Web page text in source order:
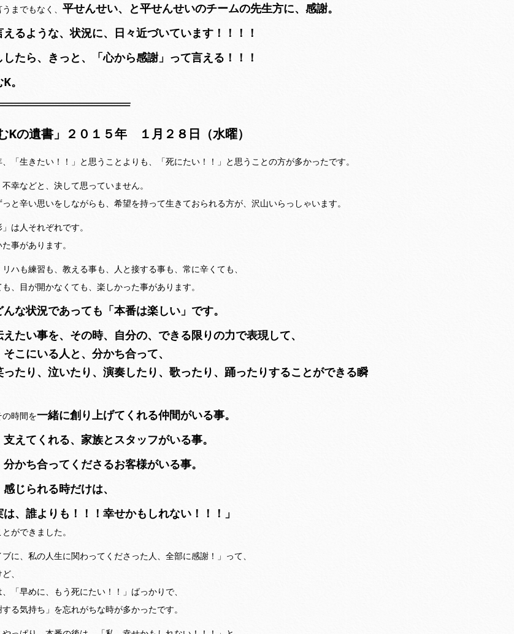
までもなく、 平せんせい、と平せんせいのチームの先生方に、感謝。
えるような、状況に、日々近づいています！！！！
したら、きっと、「心から感謝」って言える！！！
。
Kの遺書」２０１５年 １月２８日（水曜）
、「生きたい！！」と思うことよりも、「死にたい！！」と思うことの方が多かったです。
幸などと、決して思っていません。
と辛い思いをしながらも、希望を持って生きておられる方が、沢山いらっしゃいます。
」は人それぞれです。
事があります。
ハも練習も、教える事も、人と接する事も、常に辛くても、
、目が開かなくても、楽しかった事があります。
な状況であっても「本番は楽しい」です。
たい事を、その時、自分の、できる限りの力で表現して、
こにいる人と、分かち合って、
ったり、泣いたり、演奏したり、歌ったり、踊ったりすることができる瞬
時間を一緒に創り上げてくれる仲間がいる事。
えてくれる、家族とスタッフがいる事。
かち合ってくださるお客様がいる事。
じられる時だけは、
は、誰よりも！！！幸せかもしれない！！！」
ができました。
ブに、私の人生に関わってくださった人、全部に感謝！」って、
、
「早めに、もう死にたい！！」ばっかりで、
する気持ち」を忘れがちな時が多かったです。